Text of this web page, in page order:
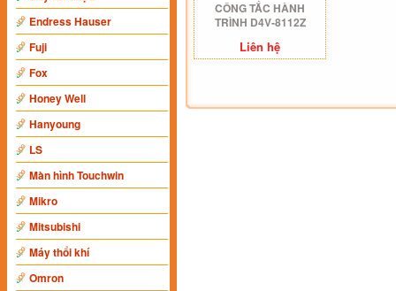
Endress Hauser
Fuji
Fox
Honey Well
Hanyoung
LS
Màn hình Touchwin
Mikro
Mitsubishi
Máy thổi khí
Omron
CÔNG TẮC HÀNH
TRÌNH D4V-8112Z
Liên hệ